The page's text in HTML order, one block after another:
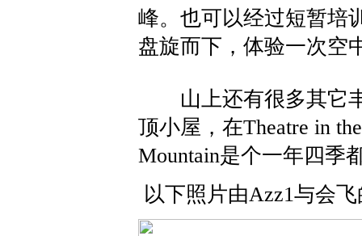
峰。也可以经过短暂培
盘旋而下，体验一次空
山上还有很多其它丰
顶小屋，在Theatre in
Mountain是个一年四季
以下照片由Azz1与会